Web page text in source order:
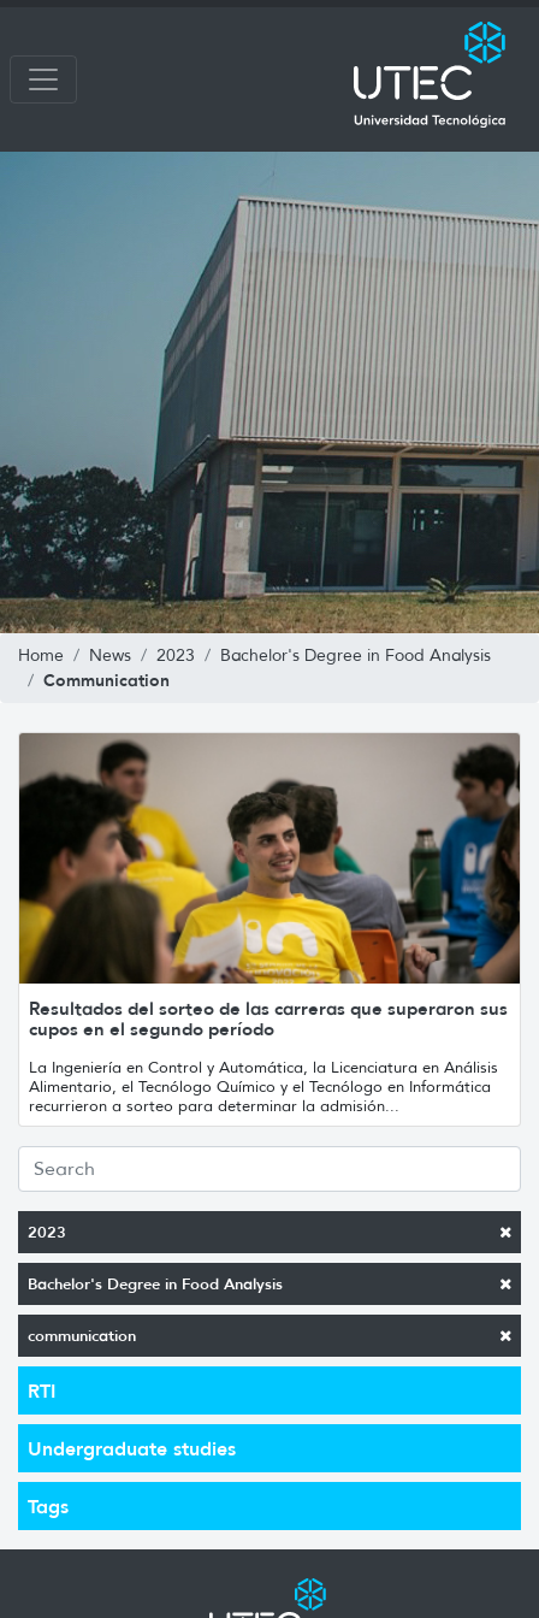
Home News 2023 Bachelor's Degree in Food Analysis
Communication
2023
Bachelor's Degree in Food Analysis
communication
RTI
Undergraduate studies
Tags
Resultados del sorteo de las carreras que superaron sus
cupos en el segundo período
La Ingeniería en Control y Automática, la Licenciatura en Análisis
Alimentario, el Tecnólogo Químico y el Tecnólogo en Informática
recurrieron a sorteo para determinar la admisión...